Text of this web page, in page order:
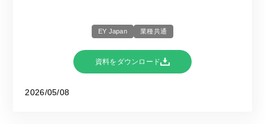
EY Japan 業種共通
資料をダウンロード
2026/05/08